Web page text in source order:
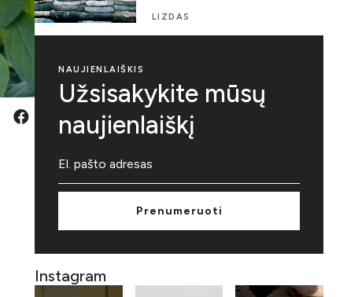
LIZDAS
NAUJIENLAIŠKIS
Užsisakykite mūsų
naujienlaiškį
Prenumeruoti
Instagram